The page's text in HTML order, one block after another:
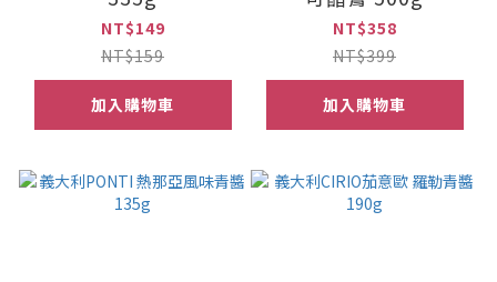
NT$149
NT$159
加入購物車
NT$358
NT$399
加入購物車